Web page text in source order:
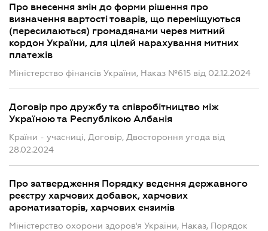
Про внесення змін до форми рішення про
визначення вартості товарів, що переміщуються
(пересилаються) громадянами через митний
кордон України, для цілей нарахування митних
платежів
Міністерство фінансів України, Наказ №615 від 02.12.2024
Договір про дружбу та співробітництво між
Україною та Республікою Албанія
Країни - учасниці, Договір, Двостороння угода від
28.02.2024
Про затвердження Порядку ведення державного
реєстру харчових добавок, харчових
ароматизаторів, харчових ензимів
Міністерство охорони здоров'я України, Наказ, Порядок